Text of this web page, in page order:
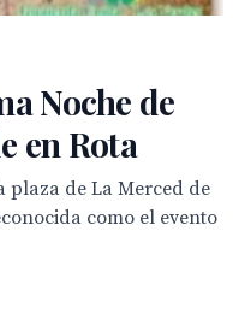
Noche de
en Rota
plaza de La Merced de
como el evento